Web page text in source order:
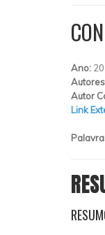
Ano:
Autor
Link